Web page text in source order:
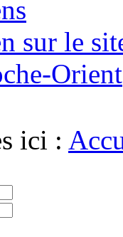
sur le
Orient
ici :